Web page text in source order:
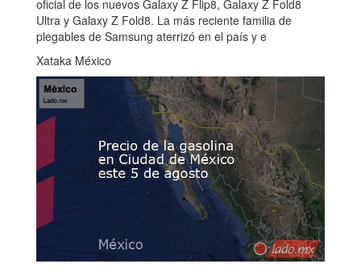
oficial de los nuevos Galaxy Z Flip8, Galaxy Z Fold8
Ultra y Galaxy Z Fold8. La más reciente familia de
plegables de Samsung aterrizó en el país y e
Xataka México